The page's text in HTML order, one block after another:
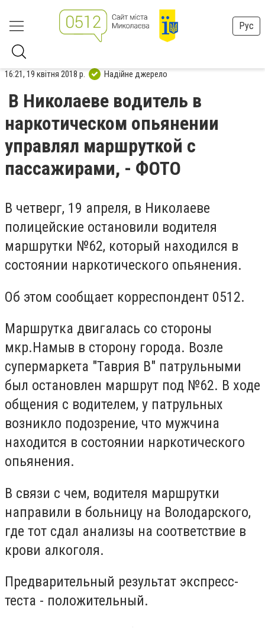
Рус
16:21, 19 квітня 2018 р. Надійне джерело
В Николаеве водитель в
наркотическом опьянении
управлял маршруткой с
пассажирами, - ФОТО
В четверг, 19 апреля, в Николаеве
полицейские остановили водителя
маршрутки №62, который находился в
состоянии наркотического опьянения.
Об этом сообщает корреспондент 0512.
Маршрутка двигалась со стороны
мкр.Намыв в сторону города. Возле
супермаркета "Таврия В" патрульными
был остановлен маршрут под №62. В ходе
общения с водителем, у патрульных
возникло подозрение, что мужчина
находится в состоянии наркотического
опьянения.
В связи с чем, водителя маршрутки
направили в больницу на Володарского,
где тот сдал анализы на соответствие в
крови алкоголя.
Предварительный результат экспресс-
теста - положительный.